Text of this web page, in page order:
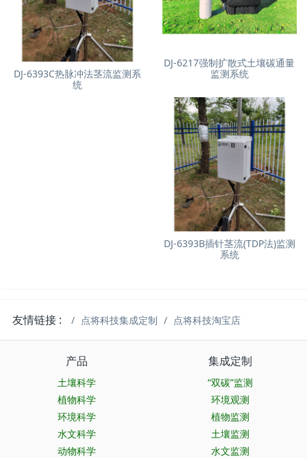
DJ-6217强制扩散式土壤碳通量
监测系统
DJ-6393C热脉冲法茎流监测系
统
DJ-6393B插针茎流(TDP法)监测
系统
友情链接 : 点将科技集成定制 点将科技淘宝店
产品
土壤科学
植物科学
环境科学
水文科学
动物科学
集成定制
“双碳”监测
环境观测
植物监测
土壤监测
水文监测